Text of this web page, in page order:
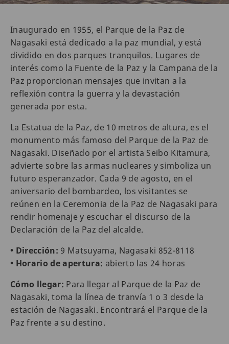
Inaugurado en 1955, el Parque de la Paz de
Nagasaki está dedicado a la paz mundial, y está
dividido en dos parques tranquilos. Lugares de
interés como la Fuente de la Paz y la Campana de la
Paz proporcionan mensajes que invitan a la
reflexión contra la guerra y la devastación
generada por esta.
La Estatua de la Paz, de 10 metros de altura, es el
monumento más famoso del Parque de la Paz de
Nagasaki. Diseñado por el artista Seibo Kitamura,
advierte sobre las armas nucleares y simboliza un
futuro esperanzador. Cada 9 de agosto, en el
aniversario del bombardeo, los visitantes se
reúnen en la Ceremonia de la Paz de Nagasaki para
rendir homenaje y escuchar el discurso de la
Declaración de la Paz del alcalde.
• Dirección: 9 Matsuyama, Nagasaki 852-8118
• Horario de apertura: abierto las 24 horas
Cómo llegar: Para llegar al Parque de la Paz de
Nagasaki, toma la línea de tranvía 1 o 3 desde la
estación de Nagasaki. Encontrará el Parque de la
Paz frente a su destino.